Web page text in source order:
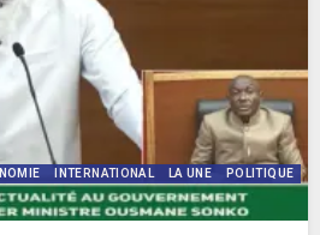
INTERNATIONAL LA UNE
POLITIQUE